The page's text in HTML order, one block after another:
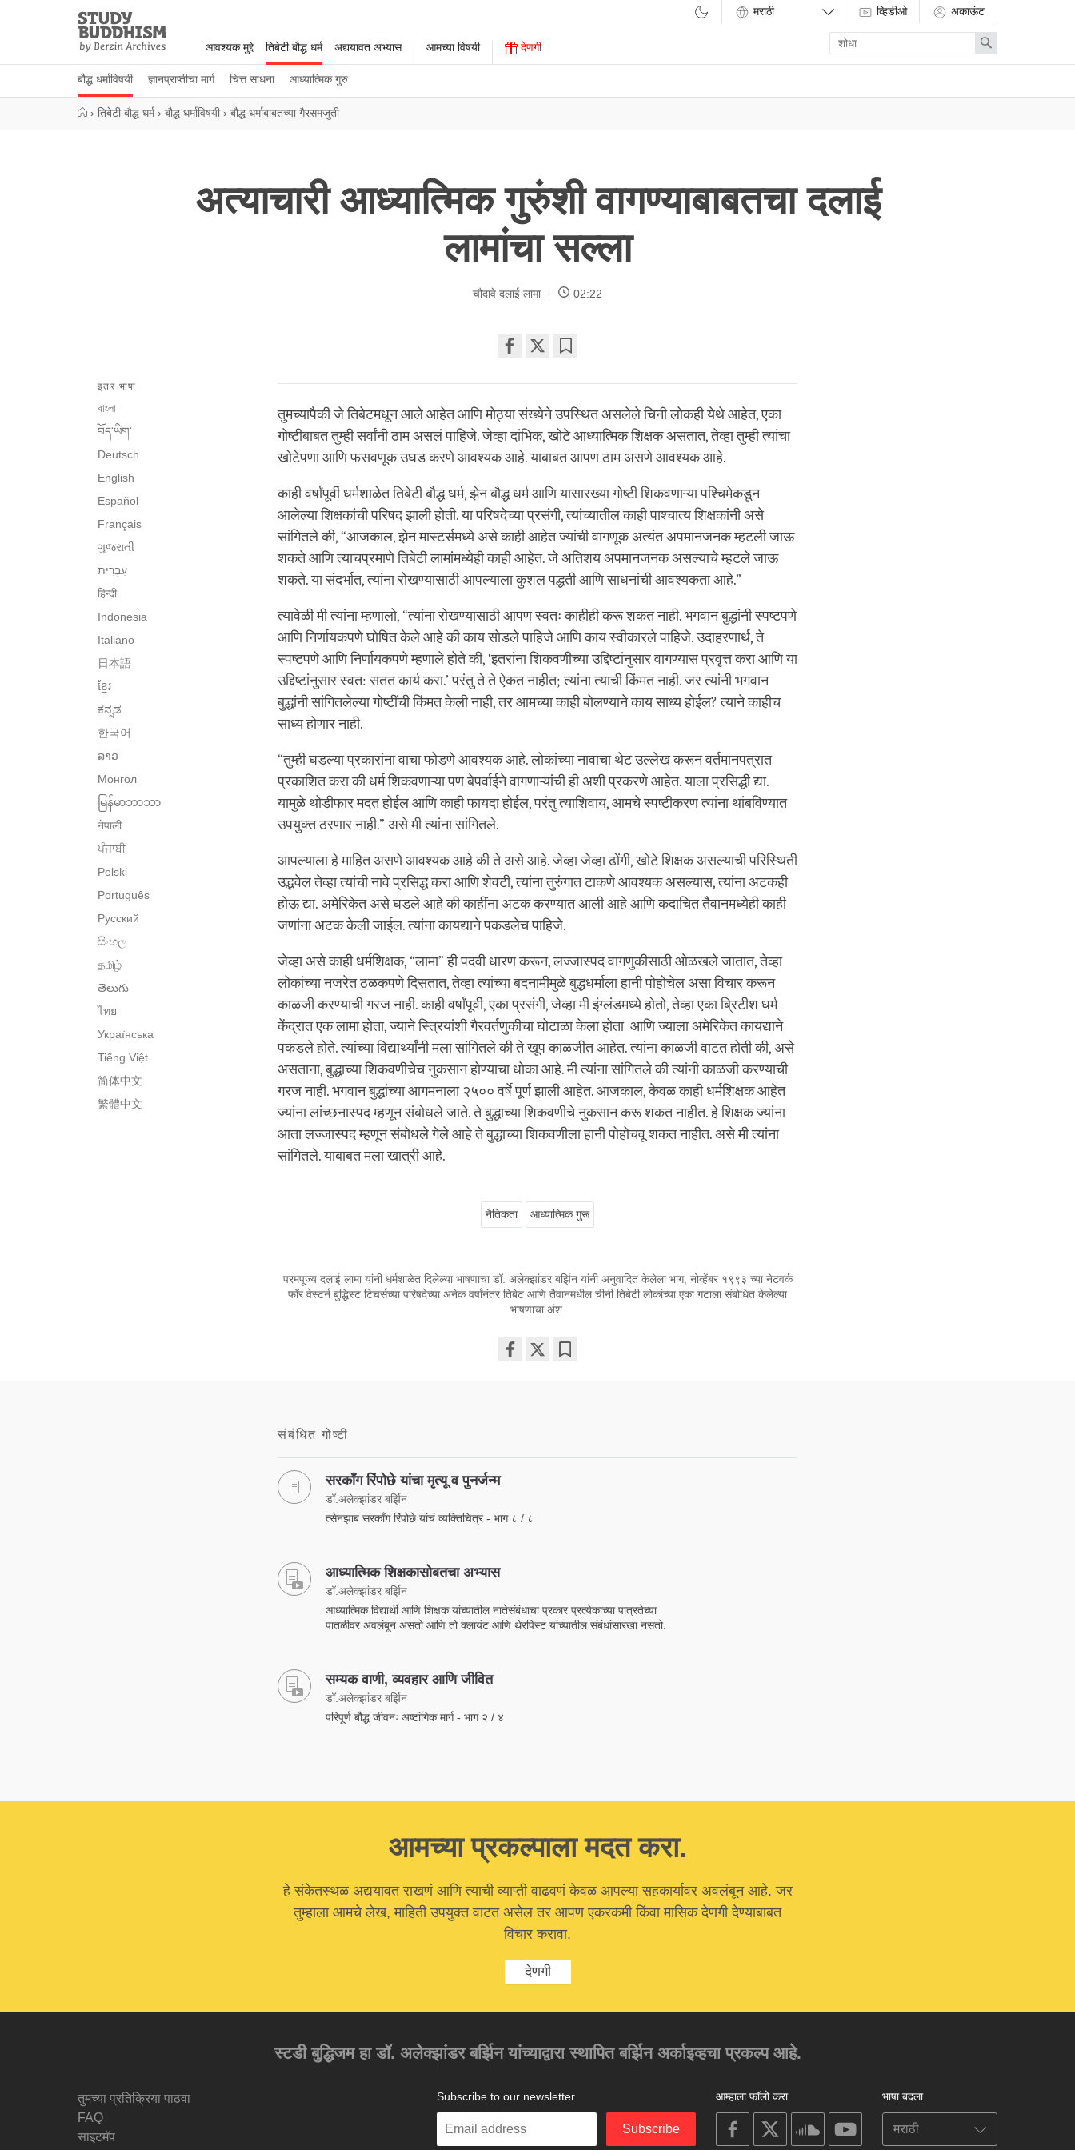
Study
Buddhism
Home
आवश्यक मुद्दे तिबेटी बौद्ध धर्म
बौद्ध धर्माविषयी ज्ञानप्राप्तीचा मार्ग चित्त साधना आध्यात्मिक गुरु
अद्ययावत अभ्यास आमच्या विषयी देणगी
व्हिडीओ अकाऊंट
Enter
search
term
Search
› तिबेटी बौद्ध धर्म › बौद्ध धर्माविषयी › बौद्ध धर्माबाबतच्या गैरसमजुती
अत्याचारी आध्यात्मिक गुरुंशी वागण्याबाबतचा दलाई
लामांचा सल्ला
चौदावे दलाई लामा 02:22
on
facebook
इतर भाषा
বাংলা
བོད་ཡིག་
Deutsch
English
Español
Français
ગુજરાતી
हिन्दी
Indonesia
Italiano
日本語
ខ្មែរ
ಕನ್ನಡ
한국어
ລາວ
Монгол
မြန်မာဘာသာ
नेपाली
ਪੰਜਾਬੀ
Polski
Português
Русский
සිංහල
தமிழ்
తెలుగు
ไทย
Українська
Tiếng Việt
简体中文
繁體中文
तुमच्यापैकी जे तिबेटमधून आले आहेत आणि मोठ्या संख्येने उपस्थित असलेले चिनी लोकही येथे आहेत, एका
गोष्टीबाबत तुम्ही सर्वांनी ठाम असलं पाहिजे. जेव्हा दांभिक, खोटे आध्यात्मिक शिक्षक असतात, तेव्हा तुम्ही त्यांचा
खोटेपणा आणि फसवणूक उघड करणे आवश्यक आहे. याबाबत आपण ठाम असणे आवश्यक आहे.
काही वर्षांपूर्वी धर्मशाळेत तिबेटी बौद्ध धर्म, झेन बौद्ध धर्म आणि यासारख्या गोष्टी शिकवणाऱ्या पश्चिमेकडून
आलेल्या शिक्षकांची परिषद झाली होती. या परिषदेच्या प्रसंगी, त्यांच्यातील काही पाश्चात्य शिक्षकांनी असे
सांगितले की, “आजकाल, झेन मास्टर्समध्ये असे काही आहेत ज्यांची वागणूक अत्यंत अपमानजनक म्हटली जाऊ
शकते आणि त्याचप्रमाणे तिबेटी लामांमध्येही काही आहेत. जे अतिशय अपमानजनक असल्याचे म्हटले जाऊ
शकते. या संदर्भात, त्यांना रोखण्यासाठी आपल्याला कुशल पद्धती आणि साधनांची आवश्यकता आहे.”
त्यावेळी मी त्यांना म्हणालो, “त्यांना रोखण्यासाठी आपण स्वतः काहीही करू शकत नाही. भगवान बुद्धांनी स्पष्टपणे
आणि निर्णायकपणे घोषित केले आहे की काय सोडले पाहिजे आणि काय स्वीकारले पाहिजे. उदाहरणार्थ, ते
स्पष्टपणे आणि निर्णायकपणे म्हणाले होते की, ‘इतरांना शिकवणीच्या उद्दिष्टांनुसार वागण्यास प्रवृत्त करा आणि या
उद्दिष्टांनुसार स्वत: सतत कार्य करा.’ परंतु ते ते ऐकत नाहीत; त्यांना त्याची किंमत नाही. जर त्यांनी भगवान
बुद्धांनी सांगितलेल्या गोष्टींची किंमत केली नाही, तर आमच्या काही बोलण्याने काय साध्य होईल? त्याने काहीच
साध्य होणार नाही.
“तुम्ही घडल्या प्रकारांना वाचा फोडणे आवश्यक आहे. लोकांच्या नावाचा थेट उल्लेख करून वर्तमानपत्रात
प्रकाशित करा की धर्म शिकवणाऱ्या पण बेपर्वाईने वागणाऱ्यांची ही अशी प्रकरणे आहेत. याला प्रसिद्धी द्या.
यामुळे थोडीफार मदत होईल आणि काही फायदा होईल, परंतु त्याशिवाय, आमचे स्पष्टीकरण त्यांना थांबविण्यात
उपयुक्त ठरणार नाही.” असे मी त्यांना सांगितले.
आपल्याला हे माहित असणे आवश्यक आहे की ते असे आहे. जेव्हा जेव्हा ढोंगी, खोटे शिक्षक असल्याची परिस्थिती
उद्भवेल तेव्हा त्यांची नावे प्रसिद्ध करा आणि शेवटी, त्यांना तुरुंगात टाकणे आवश्यक असल्यास, त्यांना अटकही
होऊ द्या. अमेरिकेत असे घडले आहे की काहींना अटक करण्यात आली आहे आणि कदाचित तैवानमध्येही काही
जणांना अटक केली जाईल. त्यांना कायद्याने पकडलेच पाहिजे.
जेव्हा असे काही धर्मशिक्षक, “लामा” ही पदवी धारण करून, लज्जास्पद वागणुकीसाठी ओळखले जातात, तेव्हा
लोकांच्या नजरेत ठळकपणे दिसतात, तेव्हा त्यांच्या बदनामीमुळे बुद्धधर्माला हानी पोहोचेल असा विचार करून
काळजी करण्याची गरज नाही. काही वर्षांपूर्वी, एका प्रसंगी, जेव्हा मी इंग्लंडमध्ये होतो, तेव्हा एका ब्रिटीश धर्म
केंद्रात एक लामा होता, ज्याने स्त्रियांशी गैरवर्तणुकीचा घोटाळा केला होता आणि ज्याला अमेरिकेत कायद्याने
पकडले होते. त्यांच्या विद्यार्थ्यांनी मला सांगितले की ते खूप काळजीत आहेत. त्यांना काळजी वाटत होती की, असे
असताना, बुद्धाच्या शिकवणीचेच नुकसान होण्याचा धोका आहे. मी त्यांना सांगितले की त्यांनी काळजी करण्याची
गरज नाही. भगवान बुद्धांच्या आगमनाला २५०० वर्षे पूर्ण झाली आहेत. आजकाल, केवळ काही धर्मशिक्षक आहेत
ज्यांना लांच्छनास्पद म्हणून संबोधले जाते. ते बुद्धाच्या शिकवणीचे नुकसान करू शकत नाहीत. हे शिक्षक ज्यांना
आता लज्जास्पद म्हणून संबोधले गेले आहे ते बुद्धाच्या शिकवणीला हानी पोहोचवू शकत नाहीत. असे मी त्यांना
सांगितले. याबाबत मला खात्री आहे.
नैतिकता आध्यात्मिक गुरू
परमपूज्य दलाई लामा यांनी धर्मशाळेत दिलेल्या भाषणाचा डॉ. अलेक्झांडर बर्झिन यांनी अनुवादित केलेला भाग, नोव्हेंबर १९९३ च्या नेटवर्क
फॉर वेस्टर्न बुद्धिस्ट टिचर्सच्या परिषदेच्या अनेक वर्षांनंतर तिबेट आणि तैवानमधील चीनी तिबेटी लोकांच्या एका गटाला संबोधित केलेल्या
भाषणाचा अंश.
संबंधित गोष्टी
सरकाँग रिंपोछे यांचा मृत्यू व पुनर्जन्म
डॉ.अलेक्झांडर बर्झिन
त्सेनझाब सरकाँग रिंपोछे यांचं व्यक्तिचित्र - भाग ८ / ८
आध्यात्मिक शिक्षकासोबतचा अभ्यास
डॉ.अलेक्झांडर बर्झिन
आध्यात्मिक विद्यार्थी आणि शिक्षक यांच्यातील नातेसंबंधाचा प्रकार प्रत्येकाच्या पात्रतेच्या
पातळीवर अवलंबून असतो आणि तो क्लायंट आणि थेरपिस्ट यांच्यातील संबंधांसारखा नसतो.
सम्यक वाणी, व्यवहार आणि जीवित
डॉ.अलेक्झांडर बर्झिन
परिपूर्ण बौद्ध जीवनः अष्टांगिक मार्ग - भाग २ / ४
आमच्या प्रकल्पाला मदत करा.
हे संकेतस्थळ अद्ययावत राखणं आणि त्याची व्याप्ती वाढवणं केवळ आपल्या सहकार्यावर अवलंबून आहे. जर
तुम्हाला आमचे लेख, माहिती उपयुक्त वाटत असेल तर आपण एकरकमी किंवा मासिक देणगी देण्याबाबत
विचार करावा.
देणगी
स्टडी बुद्धिजम हा डॉ. अलेक्झांडर बर्झिन यांच्याद्वारा स्थापित बर्झिन अर्काइव्हचा प्रकल्प आहे.
तुमच्या प्रतिक्रिया पाठवा
FAQ
साइटमॅप
भाषा बदला
आम्हाला फॉलो करा
on
facebook
soundcloudyoutube
Subscribe to our newsletter
Enter
Subscribe